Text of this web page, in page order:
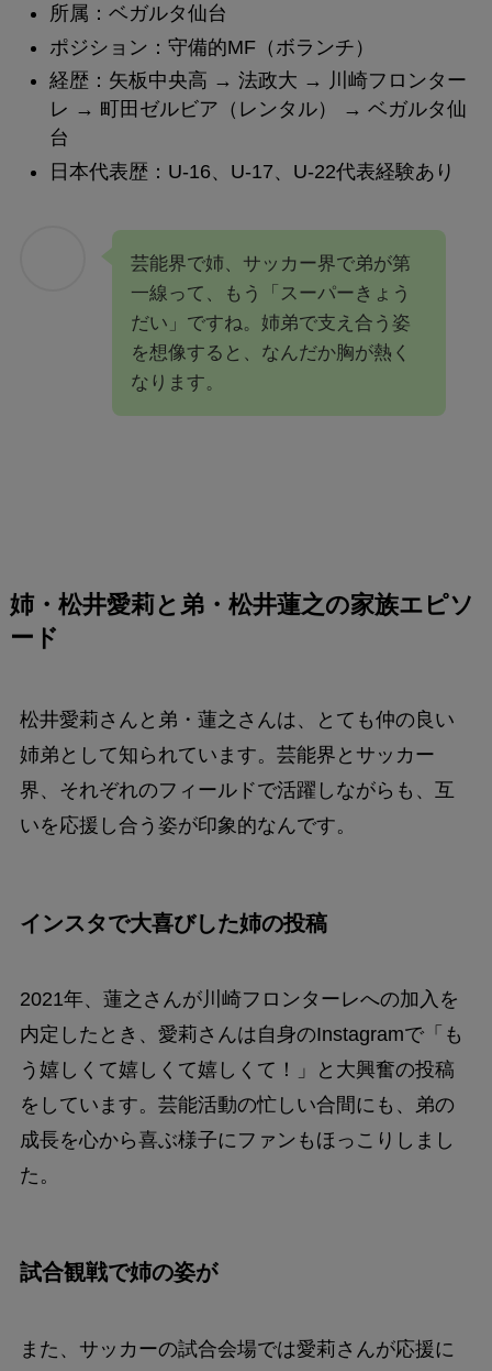
所属：ベガルタ仙台
ポジション：守備的MF（ボランチ）
経歴：矢板中央高 → 法政大 → 川崎フロンター
レ → 町田ゼルビア（レンタル） → ベガルタ仙
台
日本代表歴：U-16、U-17、U-22代表経験あり
芸能界で姉、サッカー界で弟が第
一線って、もう「スーパーきょう
だい」ですね。姉弟で支え合う姿
を想像すると、なんだか胸が熱く
なります。
姉・松井愛莉と弟・松井蓮之の家族エピソ
ード
松井愛莉さんと弟・蓮之さんは、とても仲の良い
姉弟として知られています。芸能界とサッカー
界、それぞれのフィールドで活躍しながらも、互
いを応援し合う姿が印象的なんです。
インスタで大喜びした姉の投稿
2021年、蓮之さんが川崎フロンターレへの加入を
内定したとき、愛莉さんは自身のInstagramで「も
う嬉しくて嬉しくて嬉しくて！」と大興奮の投稿
をしています。芸能活動の忙しい合間にも、弟の
成長を心から喜ぶ様子にファンもほっこりしまし
た。
試合観戦で姉の姿が
また、サッカーの試合会場では愛莉さんが応援に